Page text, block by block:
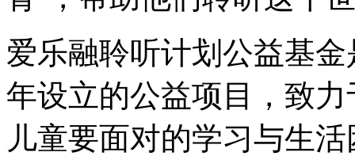
爱乐融聆听计划公益基
年设立的公益项目，致
儿童要面对的学习与生